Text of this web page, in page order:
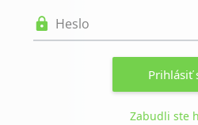
Prihlásiť
Zabudli ste